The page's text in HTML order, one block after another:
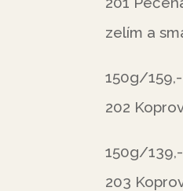
zelím a
150g/159,-
202
150g/139,-
203